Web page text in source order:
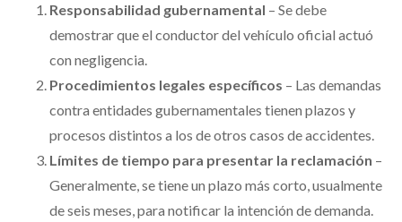
Responsabilidad gubernamental – Se debe
demostrar que el conductor del vehículo oficial actuó
con negligencia.
Procedimientos legales específicos – Las demandas
contra entidades gubernamentales tienen plazos y
procesos distintos a los de otros casos de accidentes.
Límites de tiempo para presentar la reclamación –
Generalmente, se tiene un plazo más corto, usualmente
de seis meses, para notificar la intención de demanda.